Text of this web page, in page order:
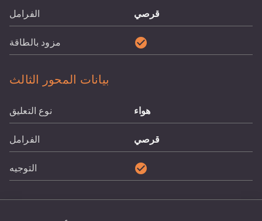
الفرامل قرصي
مزود بالطاقة check_circle
بيانات المحور الثالث
نوع التعليق هواء
الفرامل قرصي
التوجيه check_circle